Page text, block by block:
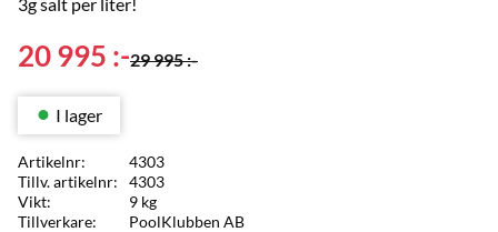
Nedsatt pris:
20 995 :-Ordinarie pris:
29 995:-
I lager
Artikelnr
4303
Tillv. artikelnr
4303
Vikt
9 kg
Tillverkare
PoolKlubben AB